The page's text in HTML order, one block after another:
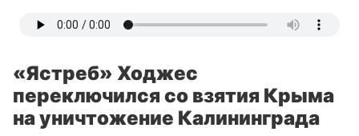
«Ястреб» Ходжес
переключился со взятия Крыма
на уничтожение Калининграда